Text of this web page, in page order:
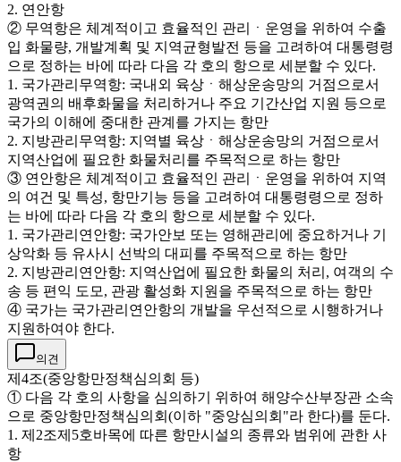
2. 연안항
② 무역항은 체계적이고 효율적인 관리ㆍ운영을 위하여 수출
입 화물량, 개발계획 및 지역균형발전 등을 고려하여 대통령령
으로 정하는 바에 따라 다음 각 호의 항으로 세분할 수 있다.
1. 국가관리무역항: 국내외 육상ㆍ해상운송망의 거점으로서
광역권의 배후화물을 처리하거나 주요 기간산업 지원 등으로
국가의 이해에 중대한 관계를 가지는 항만
2. 지방관리무역항: 지역별 육상ㆍ해상운송망의 거점으로서
지역산업에 필요한 화물처리를 주목적으로 하는 항만
③ 연안항은 체계적이고 효율적인 관리ㆍ운영을 위하여 지역
의 여건 및 특성, 항만기능 등을 고려하여 대통령령으로 정하
는 바에 따라 다음 각 호의 항으로 세분할 수 있다.
1. 국가관리연안항: 국가안보 또는 영해관리에 중요하거나 기
상악화 등 유사시 선박의 대피를 주목적으로 하는 항만
2. 지방관리연안항: 지역산업에 필요한 화물의 처리, 여객의 수
송 등 편익 도모, 관광 활성화 지원을 주목적으로 하는 항만
④ 국가는 국가관리연안항의 개발을 우선적으로 시행하거나
지원하여야 한다.
의견
제4조(중앙항만정책심의회 등)
① 다음 각 호의 사항을 심의하기 위하여 해양수산부장관 소속
으로 중앙항만정책심의회(이하 "중앙심의회"라 한다)를 둔다.
1. 제2조제5호바목에 따른 항만시설의 종류와 범위에 관한 사
항